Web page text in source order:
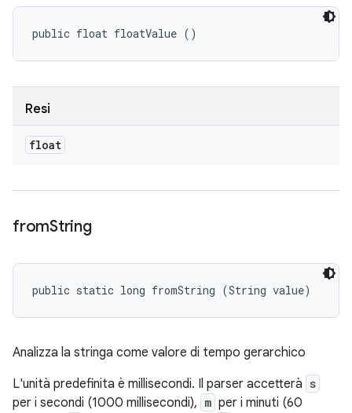
public float floatValue ()
Resi
float
fromString
public static long fromString (String value)
Analizza la stringa come valore di tempo gerarchico
L'unità predefinita è millisecondi. Il parser accetterà s
per i secondi (1000 millisecondi), m per i minuti (60